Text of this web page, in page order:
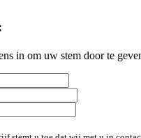
in om uw stem door te